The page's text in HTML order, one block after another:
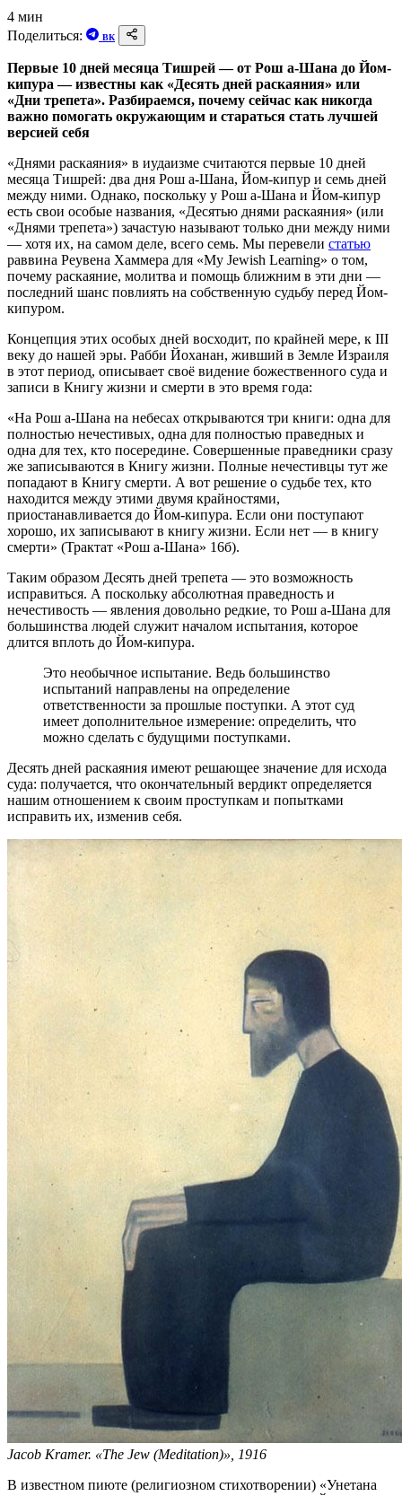
4 мин
Поделиться:
ВК
Первые 10 дней месяца Тишрей — от Рош а-Шана до Йом-
кипура — известны как «Десять дней раскаяния» или
«Дни трепета». Разбираемся, почему сейчас как никогда
важно помогать окружающим и стараться стать лучшей
версией себя
«Днями раскаяния» в иудаизме считаются первые 10 дней
месяца Тишрей: два дня Рош а-Шана, Йом-кипур и семь дней
между ними. Однако, поскольку у Рош а-Шана и Йом-кипур
есть свои особые названия, «Десятью днями раскаяния» (или
«Днями трепета») зачастую называют только дни между ними
— хотя их, на самом деле, всего семь. Мы перевели статью
раввина Реувена Хаммера для «My Jewish Learning» о том,
почему раскаяние, молитва и помощь ближним в эти дни —
последний шанс повлиять на собственную судьбу перед Йом-
кипуром.
Концепция этих особых дней восходит, по крайней мере, к III
веку до нашей эры. Рабби Йоханан, живший в Земле Израиля
в этот период, описывает своё видение божественного суда и
записи в Книгу жизни и смерти в это время года:
«На Рош а-Шана на небесах открываются три книги: одна для
полностью нечестивых, одна для полностью праведных и
одна для тех, кто посередине. Совершенные праведники сразу
же записываются в Книгу жизни. Полные нечестивцы тут же
попадают в Книгу смерти. А вот решение о судьбе тех, кто
находится между этими двумя крайностями,
приостанавливается до Йом-кипура. Если они поступают
хорошо, их записывают в книгу жизни. Если нет — в книгу
смерти» (Трактат «Рош а-Шана» 16б).
Таким образом Десять дней трепета — это возможность
исправиться. А поскольку абсолютная праведность и
нечестивость — явления довольно редкие, то Рош а-Шана для
большинства людей служит началом испытания, которое
длится вплоть до Йом-кипура.
Это необычное испытание. Ведь большинство
испытаний направлены на определение
ответственности за прошлые поступки. А этот суд
имеет дополнительное измерение: определить, что
можно сделать с будущими поступками.
Десять дней раскаяния имеют решающее значение для исхода
суда: получается, что окончательный вердикт определяется
нашим отношением к своим проступкам и попытками
исправить их, изменив себя.
Jacob Kramer. «The Jew (Meditation)», 1916
В известном пиюте (религиозном стихотворении) «Унетана